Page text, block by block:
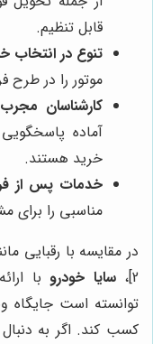
قابل تنظیم.
تنوع در انتخاب
موتور را در
کارشناسان
آماده
خرید هستند.
خدمات پس از
مناسبی را برای
2]،
سایا خودروبا
توانسته است جایگاه
کسب کند. اگر به